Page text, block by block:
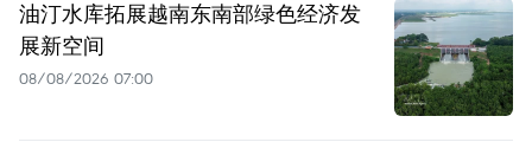
油汀水库拓展越南东南部绿色经济发
展新空间
08/08/2026 07:00